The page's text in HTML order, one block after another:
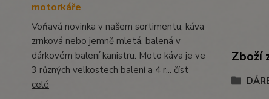
motorkáře
Voňavá novinka v našem sortimentu, káva
zrnková nebo jemně mletá, balená v
dárkovém balení kanistru. Moto káva je ve
3 různých velkostech balení a 4 r... číst
celé
Zboží